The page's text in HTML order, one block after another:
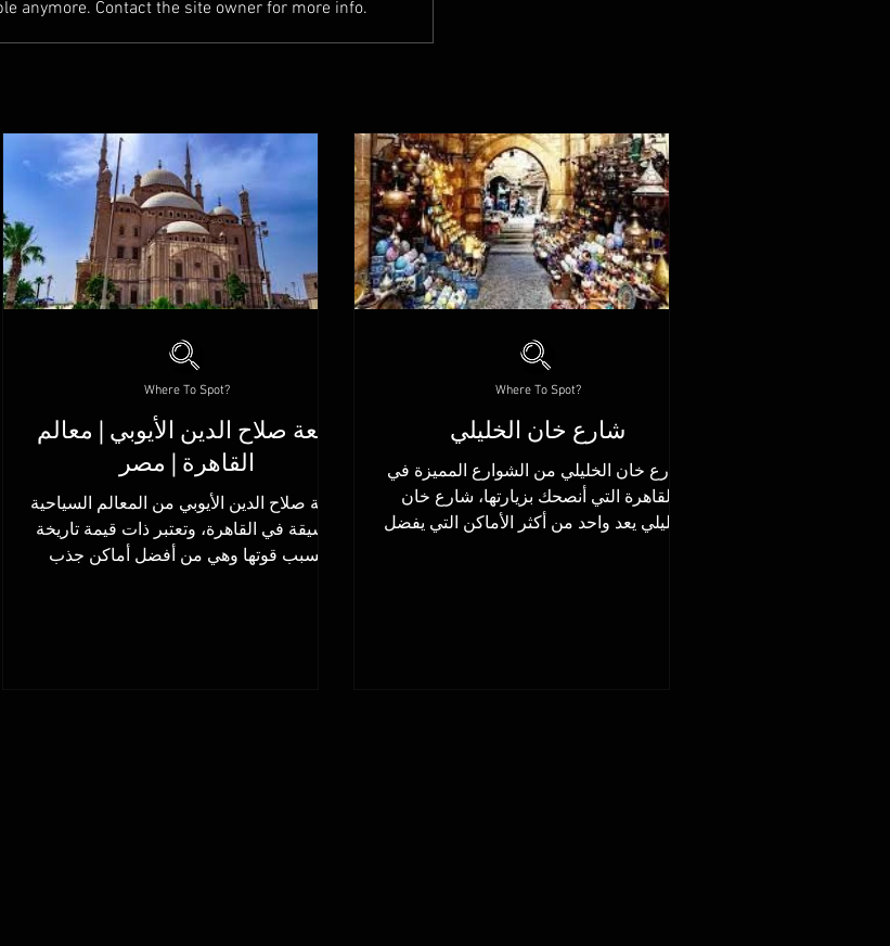
anymore. Contact the site owner for more info.
قلعة صلاح الدين الأيوبي | معالم
القاهرة | مصر
قلعة صلاح الدين الأيوبي من المعالم السياحية
الشيقة في القاهرة، وتعتبر ذات قيمة تاريخة
بسبب قوتها وهي من أفضل أماكن جذب
Where To Spot?
شارع خان الخليلي
شارع خان الخليلي من الشوارع المميزة في
القاهرة التي أنصحك بزيارتها، شارع خان
الخليلي يعد واحد من أكثر الأماكن التي يفضل
Where To Spot?